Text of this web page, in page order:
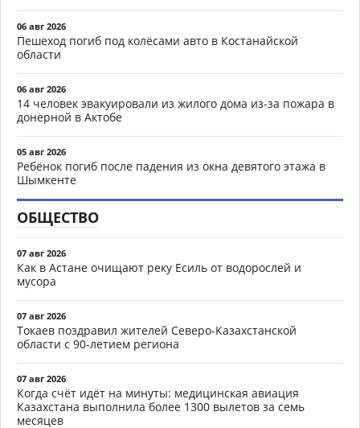
06 авг 2026
Пешеход погиб под колёсами авто в Костанайской
области
06 авг 2026
14 человек эвакуировали из жилого дома из-за пожара в
донерной в Актобе
05 авг 2026
Ребёнок погиб после падения из окна девятого этажа в
Шымкенте
ОБЩЕСТВО
07 авг 2026
Как в Астане очищают реку Есиль от водорослей и
мусора
07 авг 2026
Токаев поздравил жителей Северо-Казахстанской
области с 90-летием региона
07 авг 2026
Когда счёт идёт на минуты: медицинская авиация
Казахстана выполнила более 1300 вылетов за семь
месяцев